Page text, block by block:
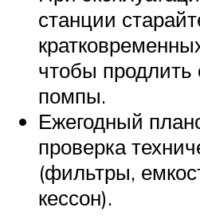
станции
чтобы продлить
помпы.
Ежегодный
проверка
(фильтры,
кессон).